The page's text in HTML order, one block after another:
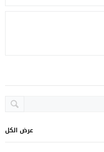
عرض الكل